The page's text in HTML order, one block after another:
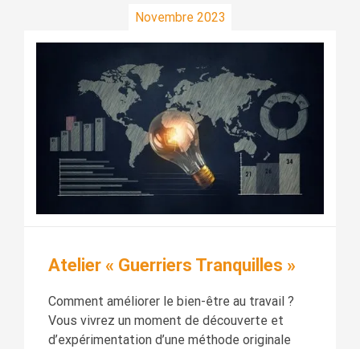
Novembre 2023
Atelier « Guerriers Tranquilles »
Comment améliorer le bien-être au travail ?
Vous vivrez un moment de découverte et
d’expérimentation d’une méthode originale